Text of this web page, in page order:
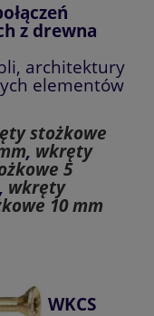
z drewna
architektury
elementów
stożkowe
, wkręty
5
, wkręty
10 mm
WKCS